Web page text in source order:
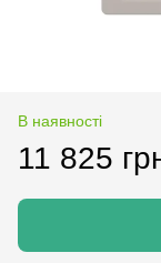
В наявності
11 825